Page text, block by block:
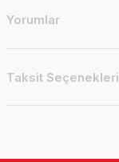
Yorumlar
Taksit Seçenekleri